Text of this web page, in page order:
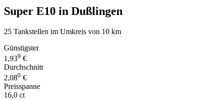
Super E10 in Dußlingen
25 Tankstellen im Umkreis von 10 km
Günstigster
1,939 €
Durchschnitt
2,080 €
Preisspanne
16,0 ct